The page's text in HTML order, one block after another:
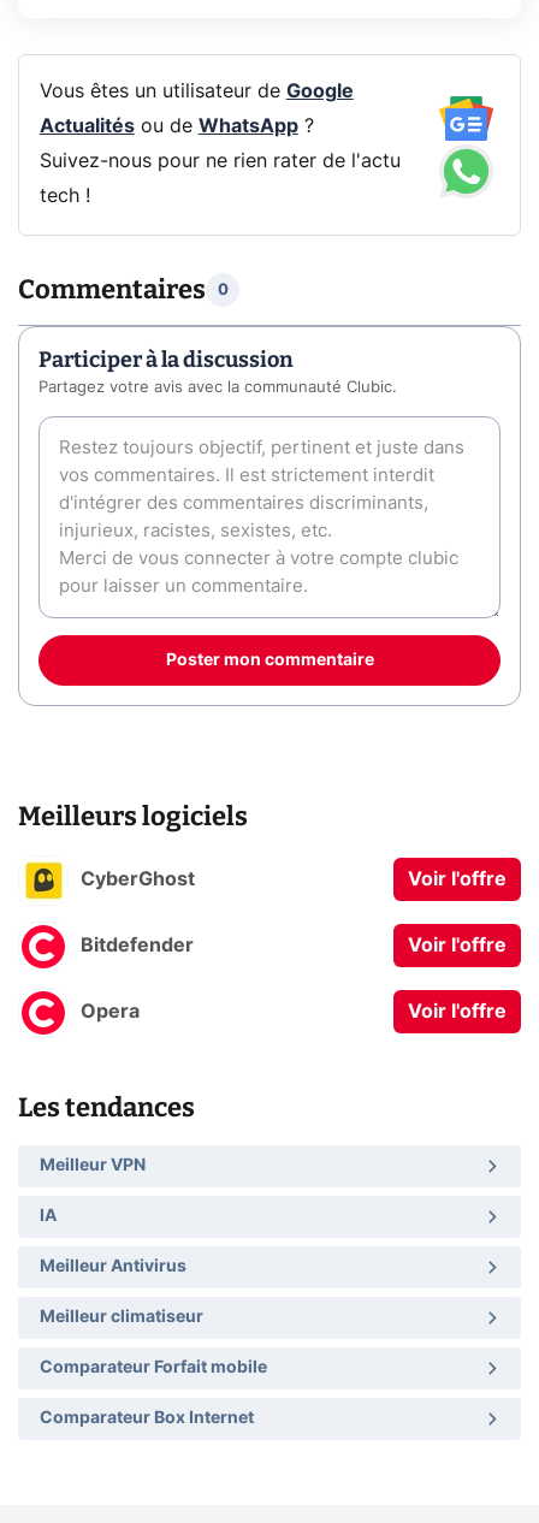
Vous êtes un utilisateur de Google
Actualitésou de WhatsApp?
Suivez-nous pour ne rien rater de l'actu
tech !
Commentaires 0
Participer à la discussion
Partagez votre avis avec la communauté Clubic.
Poster mon commentaire
Meilleurs logiciels
CyberGhost Voir l'offre
Bitdefender Voir l'offre
Opera Voir l'offre
Les tendances
Meilleur VPN
IA
Meilleur Antivirus
Meilleur climatiseur
Comparateur Forfait mobile
Comparateur Box Internet